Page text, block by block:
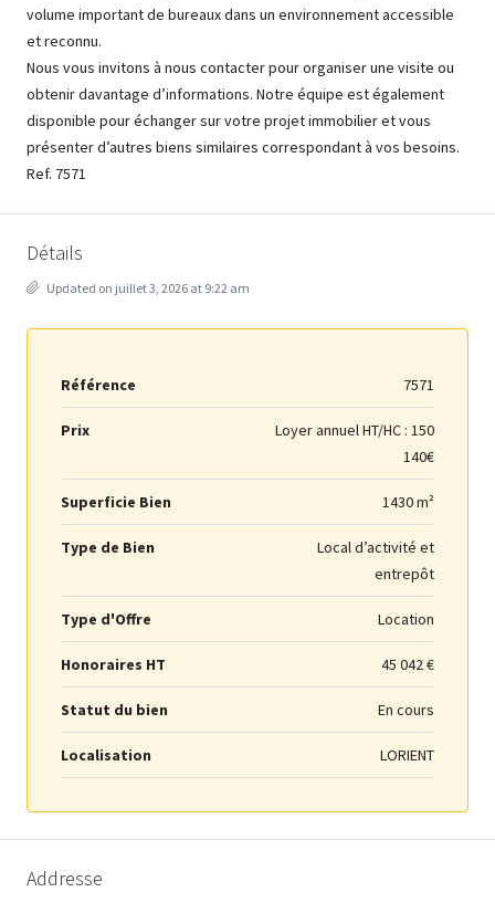
volume important de bureaux dans un environnement accessible
et reconnu.
Nous vous invitons à nous contacter pour organiser une visite ou
obtenir davantage d’informations. Notre équipe est également
disponible pour échanger sur votre projet immobilier et vous
présenter d’autres biens similaires correspondant à vos besoins.
Ref. 7571
Détails
Updated on juillet 3, 2026 at 9:22 am
Référence 7571
Prix Loyer annuel HT/HC : 150
140€
Superficie Bien 1430 m²
Type de Bien
Local d’activité et
entrepôt
Type d'Offre Location
Honoraires HT 45 042 €
Statut du bien En cours
Localisation LORIENT
Addresse